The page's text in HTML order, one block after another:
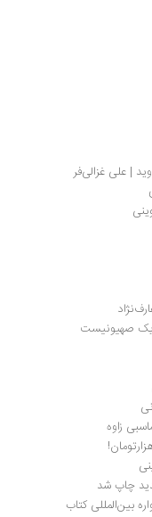
غزالی‌فر
شد
سخنرانی طاهر بن جلون در افتتاحیه‌ی جشنواره بین‌المللی کتاب